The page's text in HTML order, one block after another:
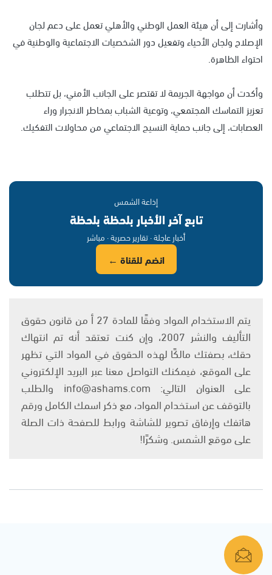
وأشارت إلى أن هيئة العمل الوطني والأهلي تعمل على دعم لجان
الإصلاح ولجان الأحياء وتفعيل دور الشخصيات الاجتماعية والوطنية في
احتواء الظاهرة.
وأكدت أن مواجهة الجريمة لا تقتصر على الجانب الأمني، بل تتطلب
تعزيز التماسك المجتمعي، وتوعية الشباب بمخاطر الانجرار وراء
العصابات، إلى جانب حماية النسيج الاجتماعي من محاولات التفكيك.
إذاعة الشمس
تابع آخر الأخبار بلحظة بلحظة
أخبار عاجلة · تقارير حصرية · مباشر
انضم للقناة ←
يتم الاستخدام المواد وفقًا للمادة 27 أ من قانون حقوق
التأليف والنشر 2007، وإن كنت تعتقد أنه تم انتهاك
حقك، بصفتك مالكًا لهذه الحقوق في المواد التي تظهر
على الموقع، فيمكنك التواصل معنا عبر البريد الإلكتروني
على العنوان التالي: info@ashams.com والطلب
بالتوقف عن استخدام المواد، مع ذكر اسمك الكامل ورقم
هاتفك وإرفاق تصوير للشاشة ورابط للصفحة ذات الصلة
على موقع الشمس. وشكرًا!